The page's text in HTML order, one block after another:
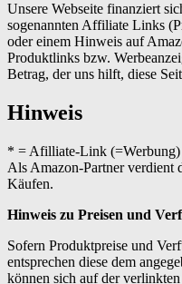
Unsere Webseite finanziert
sogenannten Affiliate Links
oder einem Hinweis auf
Produktlinks bzw.
Betrag, der uns hilft, diese
Hinweis
* = Afilliate-Link (=Werbung)
Als Amazon-Partner verdient
Käufen.
Hinweis zu Preisen und
Sofern Produktpreise und
entsprechen diese dem
können sich auf der